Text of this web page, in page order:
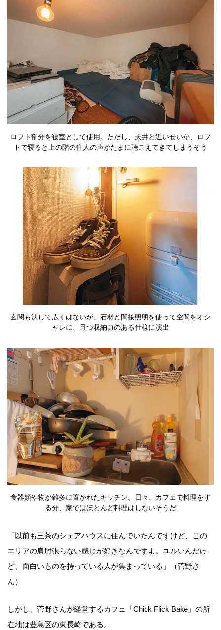
ロフト部分を寝室として使用。ただし、天井と近いせいか、ロフ
トで寝ると上の階の住人の声がたまに聴こえてきてしまうそう
玄関も決して広くはないが、石材と間接照明を使って空間をオシ
ャレに、且つ収納力のある仕様に演出
食器類や物が雑多に置かれたキッチン。日々、カフェで料理をす
る分、家ではほとんど料理はしないそうだ
「以前も三茶のシェアハウスに住んでいたんですけど、この
エリアの肩肘張らない感じが好きなんですよ。ユルいんだけ
ど、面白いものを持っている人が集まっている」（菅野さ
ん）
しかし、菅野さんが経営するカフェ「Chick Flick Bake」の所
在地は豊島区の東長崎である。